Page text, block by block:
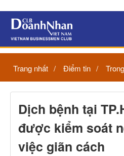
Trang nhất Điểm tin
Dịch bệnh tại
được kiểm soát
việc giãn cách